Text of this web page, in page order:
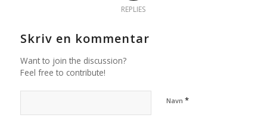
REPLIES
Skriv en kommentar
Want to join the discussion?
Feel free to contribute!
Navn *